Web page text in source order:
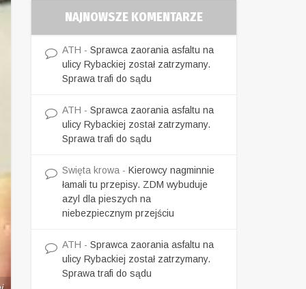
NAJNOWSZE KOMENTARZE
ATH - Sprawca zaorania asfaltu na
ulicy Rybackiej został zatrzymany.
Sprawa trafi do sądu
ATH - Sprawca zaorania asfaltu na
ulicy Rybackiej został zatrzymany.
Sprawa trafi do sądu
Swięta krowa - Kierowcy nagminnie
łamali tu przepisy. ZDM wybuduje
azyl dla pieszych na
niebezpiecznym przejściu
ATH - Sprawca zaorania asfaltu na
ulicy Rybackiej został zatrzymany.
Sprawa trafi do sądu